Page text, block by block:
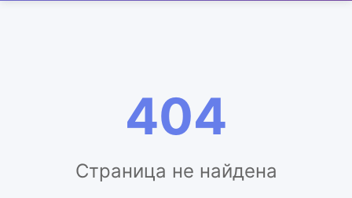
404
Страница не найдена